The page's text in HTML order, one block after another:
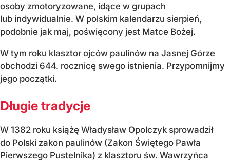
osoby zmotoryzowane, idące w grupach
lub indywidualnie. W polskim kalendarzu sierpień,
podobnie jak maj, poświęcony jest Matce Bożej.
W tym roku klasztor ojców paulinów na Jasnej Górze
obchodzi 644. rocznicę swego istnienia. Przypomnijmy
jego początki.
Długie tradycje
W 1382 roku książę Władysław Opolczyk sprowadził
do Polski zakon paulinów (Zakon Świętego Pawła
Pierwszego Pustelnika) z klasztoru św. Wawrzyńca